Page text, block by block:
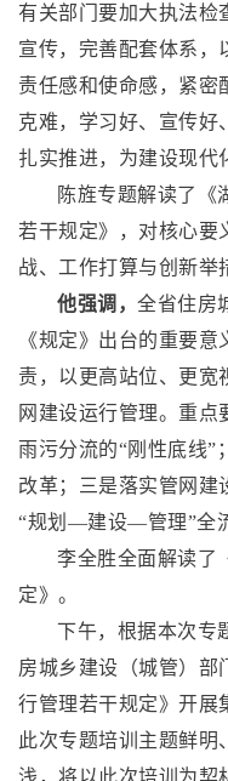
有关部门要加大执法检
宣传，完善配套体系，
责任感和使命感，紧密
克难，学习好、宣传好
扎实推进，为建设现代
陈旌专题解读了《
若干规定》，对核心要
战、工作打算与创新举
他强调，全省住房
《规定》出台的重要
责，以更高站位、更宽
网建设运行管理。重
雨污分流的“刚性底线”
改革；三是落实管网建
“规划—建设—管理”全
李全胜全面解读了
定》。
下午，根据本次专
房城乡建设（城管）部
行管理若干规定》开展
此次专题培训主题鲜明
浅，将以此次培训为契